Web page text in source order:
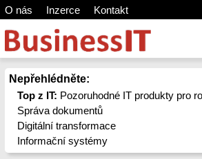
O nás Inzerce Kontakt
Nepřehlédněte:
Top z IT: Pozoruhodné IT produkty pro
Správa dokumentů
Digitální transformace
Informační systémy